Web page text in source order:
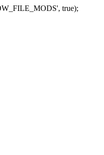
true);